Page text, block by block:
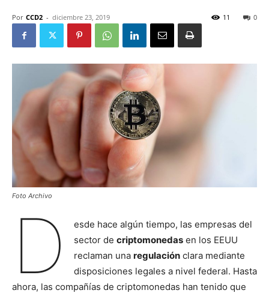
Por CCD2 - diciembre 23, 2019 0
11
Foto Archivo
D
esde hace algún tiempo, las empresas del
sector de criptomonedasen los EEUU
reclaman una regulaciónclara mediante
disposiciones legales a nivel federal. Hasta
ahora, las compañías de criptomonedas han tenido que